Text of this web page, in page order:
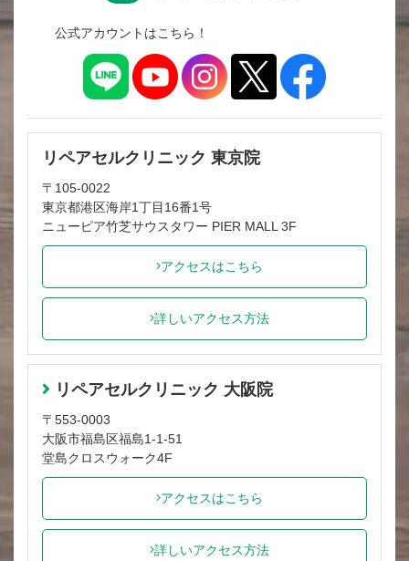
公式アカウントはこちら！
リペアセルクリニック 東京院
〒105-0022
東京都港区海岸1丁目16番1号
ニューピア竹芝サウスタワー PIER MALL 3F
アクセスはこちら
詳しいアクセス方法
リペアセルクリニック 大阪院
〒553-0003
大阪市福島区福島1-1-51
堂島クロスウォーク4F
アクセスはこちら
詳しいアクセス方法